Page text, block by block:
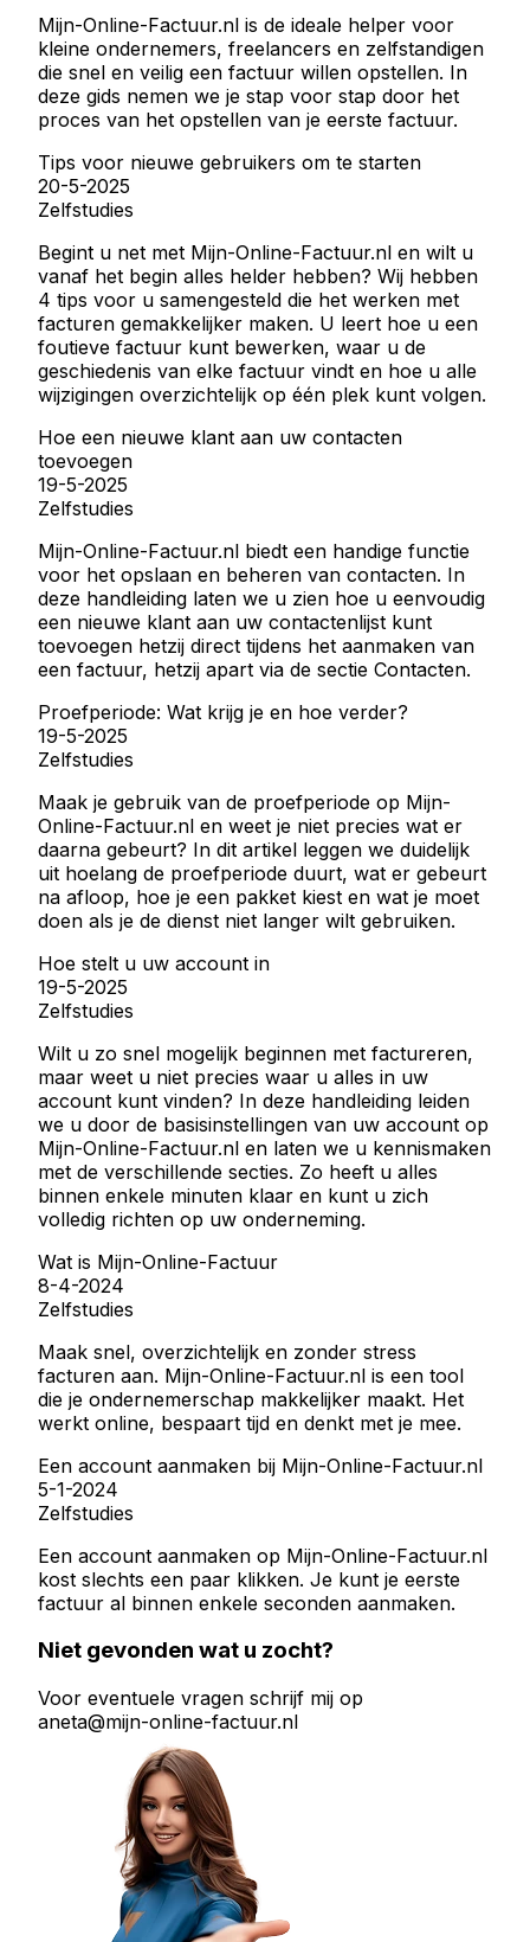
Mijn-Online-Factuur.nl is de ideale helper voor
kleine ondernemers, freelancers en zelfstandigen
die snel en veilig een factuur willen opstellen. In
deze gids nemen we je stap voor stap door het
proces van het opstellen van je eerste factuur.
Tips voor nieuwe gebruikers om te starten
20-5-2025
Zelfstudies
Begint u net met Mijn-Online-Factuur.nl en wilt u
vanaf het begin alles helder hebben? Wij hebben
4 tips voor u samengesteld die het werken met
facturen gemakkelijker maken. U leert hoe u een
foutieve factuur kunt bewerken, waar u de
geschiedenis van elke factuur vindt en hoe u alle
wijzigingen overzichtelijk op één plek kunt volgen.
Hoe een nieuwe klant aan uw contacten
toevoegen
19-5-2025
Zelfstudies
Mijn-Online-Factuur.nl biedt een handige functie
voor het opslaan en beheren van contacten. In
deze handleiding laten we u zien hoe u eenvoudig
een nieuwe klant aan uw contactenlijst kunt
toevoegen hetzij direct tijdens het aanmaken van
een factuur, hetzij apart via de sectie Contacten.
Proefperiode: Wat krijg je en hoe verder?
19-5-2025
Zelfstudies
Maak je gebruik van de proefperiode op Mijn-
Online-Factuur.nl en weet je niet precies wat er
daarna gebeurt? In dit artikel leggen we duidelijk
uit hoelang de proefperiode duurt, wat er gebeurt
na afloop, hoe je een pakket kiest en wat je moet
doen als je de dienst niet langer wilt gebruiken.
Hoe stelt u uw account in
19-5-2025
Zelfstudies
Wilt u zo snel mogelijk beginnen met factureren,
maar weet u niet precies waar u alles in uw
account kunt vinden? In deze handleiding leiden
we u door de basisinstellingen van uw account op
Mijn-Online-Factuur.nl en laten we u kennismaken
met de verschillende secties. Zo heeft u alles
binnen enkele minuten klaar en kunt u zich
volledig richten op uw onderneming.
Wat is Mijn-Online-Factuur
8-4-2024
Zelfstudies
Maak snel, overzichtelijk en zonder stress
facturen aan. Mijn-Online-Factuur.nl is een tool
die je ondernemerschap makkelijker maakt. Het
werkt online, bespaart tijd en denkt met je mee.
Een account aanmaken bij Mijn-Online-Factuur.nl
5-1-2024
Zelfstudies
Een account aanmaken op Mijn-Online-Factuur.nl
kost slechts een paar klikken. Je kunt je eerste
factuur al binnen enkele seconden aanmaken.
Niet gevonden wat u zocht?
Voor eventuele vragen schrijf mij op
aneta@mijn-online-factuur.nl